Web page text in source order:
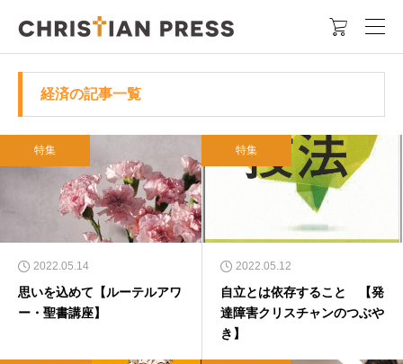

経済の記事一覧
特集
2022.05.14
思いを込めて【ルーテルアワ
ー・聖書講座】
特集
2022.05.12
自立とは依存すること 【発
達障害クリスチャンのつぶや
き】